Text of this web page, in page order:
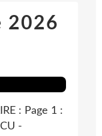
2026
: Page 1 :
-